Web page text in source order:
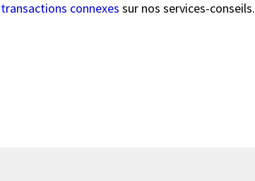
transactions connexes sur nos services-conseils.